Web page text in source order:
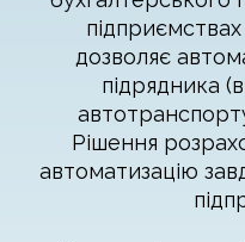
підприємствах
дозволяє
підрядника
Рішення
автоматизацію